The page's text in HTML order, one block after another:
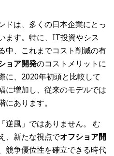
ドは、多くの日本企業にとっ
ます。特に、IT投資やシス
中、これまでコスト削減の有
ョア開発のコストメリットに
に、2020年初頭と比較して
に増加し、従来のモデルでは
あります。
逆風」ではありません。 む
、新たな視点でオフショア開
競争優位性を確立できる時代